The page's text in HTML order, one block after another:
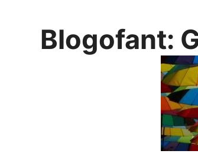
Blogofant: